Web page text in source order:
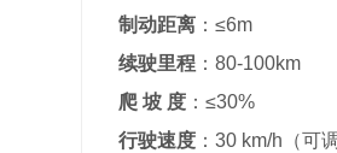
制动距离 ：≤6m
续驶里程 ：80-100km
爬 坡 度 ：≤30%
行驶速度 ：30 km/h（可